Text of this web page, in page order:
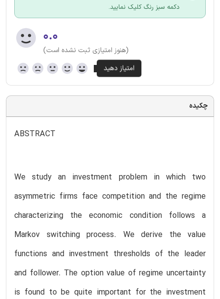
دکمه سبز رنگ کلیک نمایید.
۰.۰
(هنوز امتیازی ثبت نشده است)
چکیده
ABSTRACT
We study an investment problem in which two
asymmetric firms face competition and the regime
characterizing the economic condition follows a
Markov switching process. We derive the value
functions and investment thresholds of the leader
and follower. The option value of regime uncertainty
is found to be quite important for the investment